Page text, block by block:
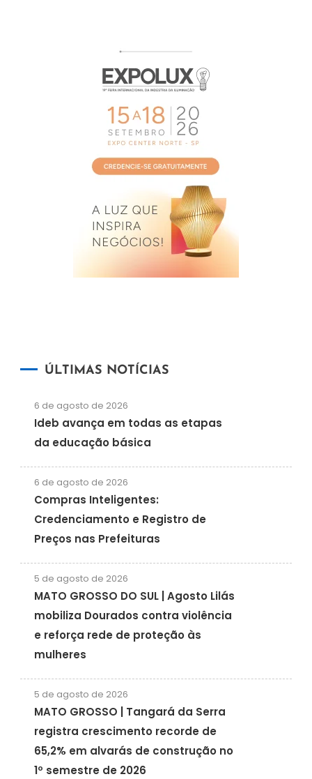
ÚLTIMAS NOTÍCIAS
6 de agosto de 2026
Ideb avança em todas as etapas
da educação básica
6 de agosto de 2026
Compras Inteligentes:
Credenciamento e Registro de
Preços nas Prefeituras
5 de agosto de 2026
MATO GROSSO DO SUL | Agosto Lilás
mobiliza Dourados contra violência
e reforça rede de proteção às
mulheres
5 de agosto de 2026
MATO GROSSO | Tangará da Serra
registra crescimento recorde de
65,2% em alvarás de construção no
1º semestre de 2026